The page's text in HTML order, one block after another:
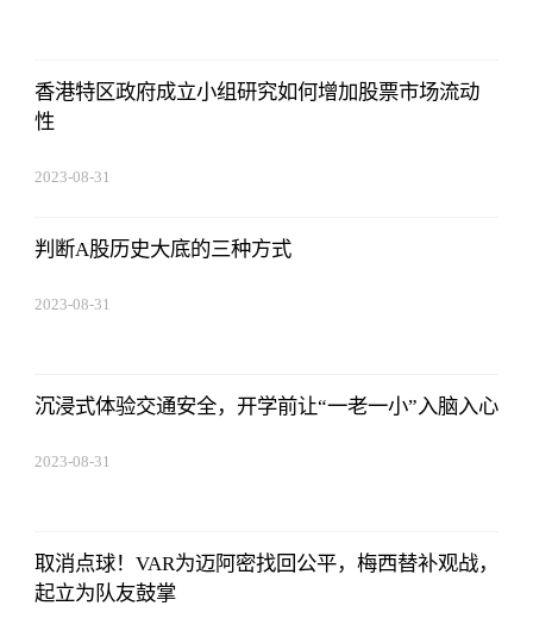
香港特区政府成立小组研究如何增加股票市场流动
性
2023-08-31
判断A股历史大底的三种方式
2023-08-31
沉浸式体验交通安全，开学前让“一老一小”入脑入心
2023-08-31
取消点球！VAR为迈阿密找回公平，梅西替补观战，
起立为队友鼓掌